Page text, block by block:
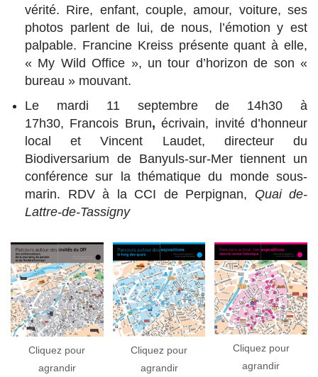
vérité. Rire, enfant, couple, amour, voiture, ses
photos parlent de lui, de nous, l’émotion y est
palpable. Francine Kreiss présente quant à elle,
« My Wild Office », un tour d’horizon de son «
bureau » mouvant.
Le mardi 11 septembre de 14h30 à
17h30, Francois Brun,écrivain, invité d’honneur
local et Vincent Laudet, directeur du
Biodiversarium de Banyuls-sur-Mer tiennent un
conférence sur la thématique du monde sous-
marin. RDV à la CCI de Perpignan, Quai de-
Lattre-de-Tassigny
Cliquez pour
agrandir
Cliquez pour
agrandir
Cliquez pour
agrandir